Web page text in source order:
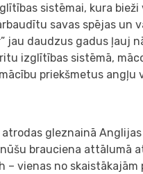
sistēmai, kura bieži
savas spējas un
jau daudzus gadus ļauj
izglītības sistēmā,
priekšmetus angļu
gleznainā
brauciena attālumā
– vienas no skaistākajām